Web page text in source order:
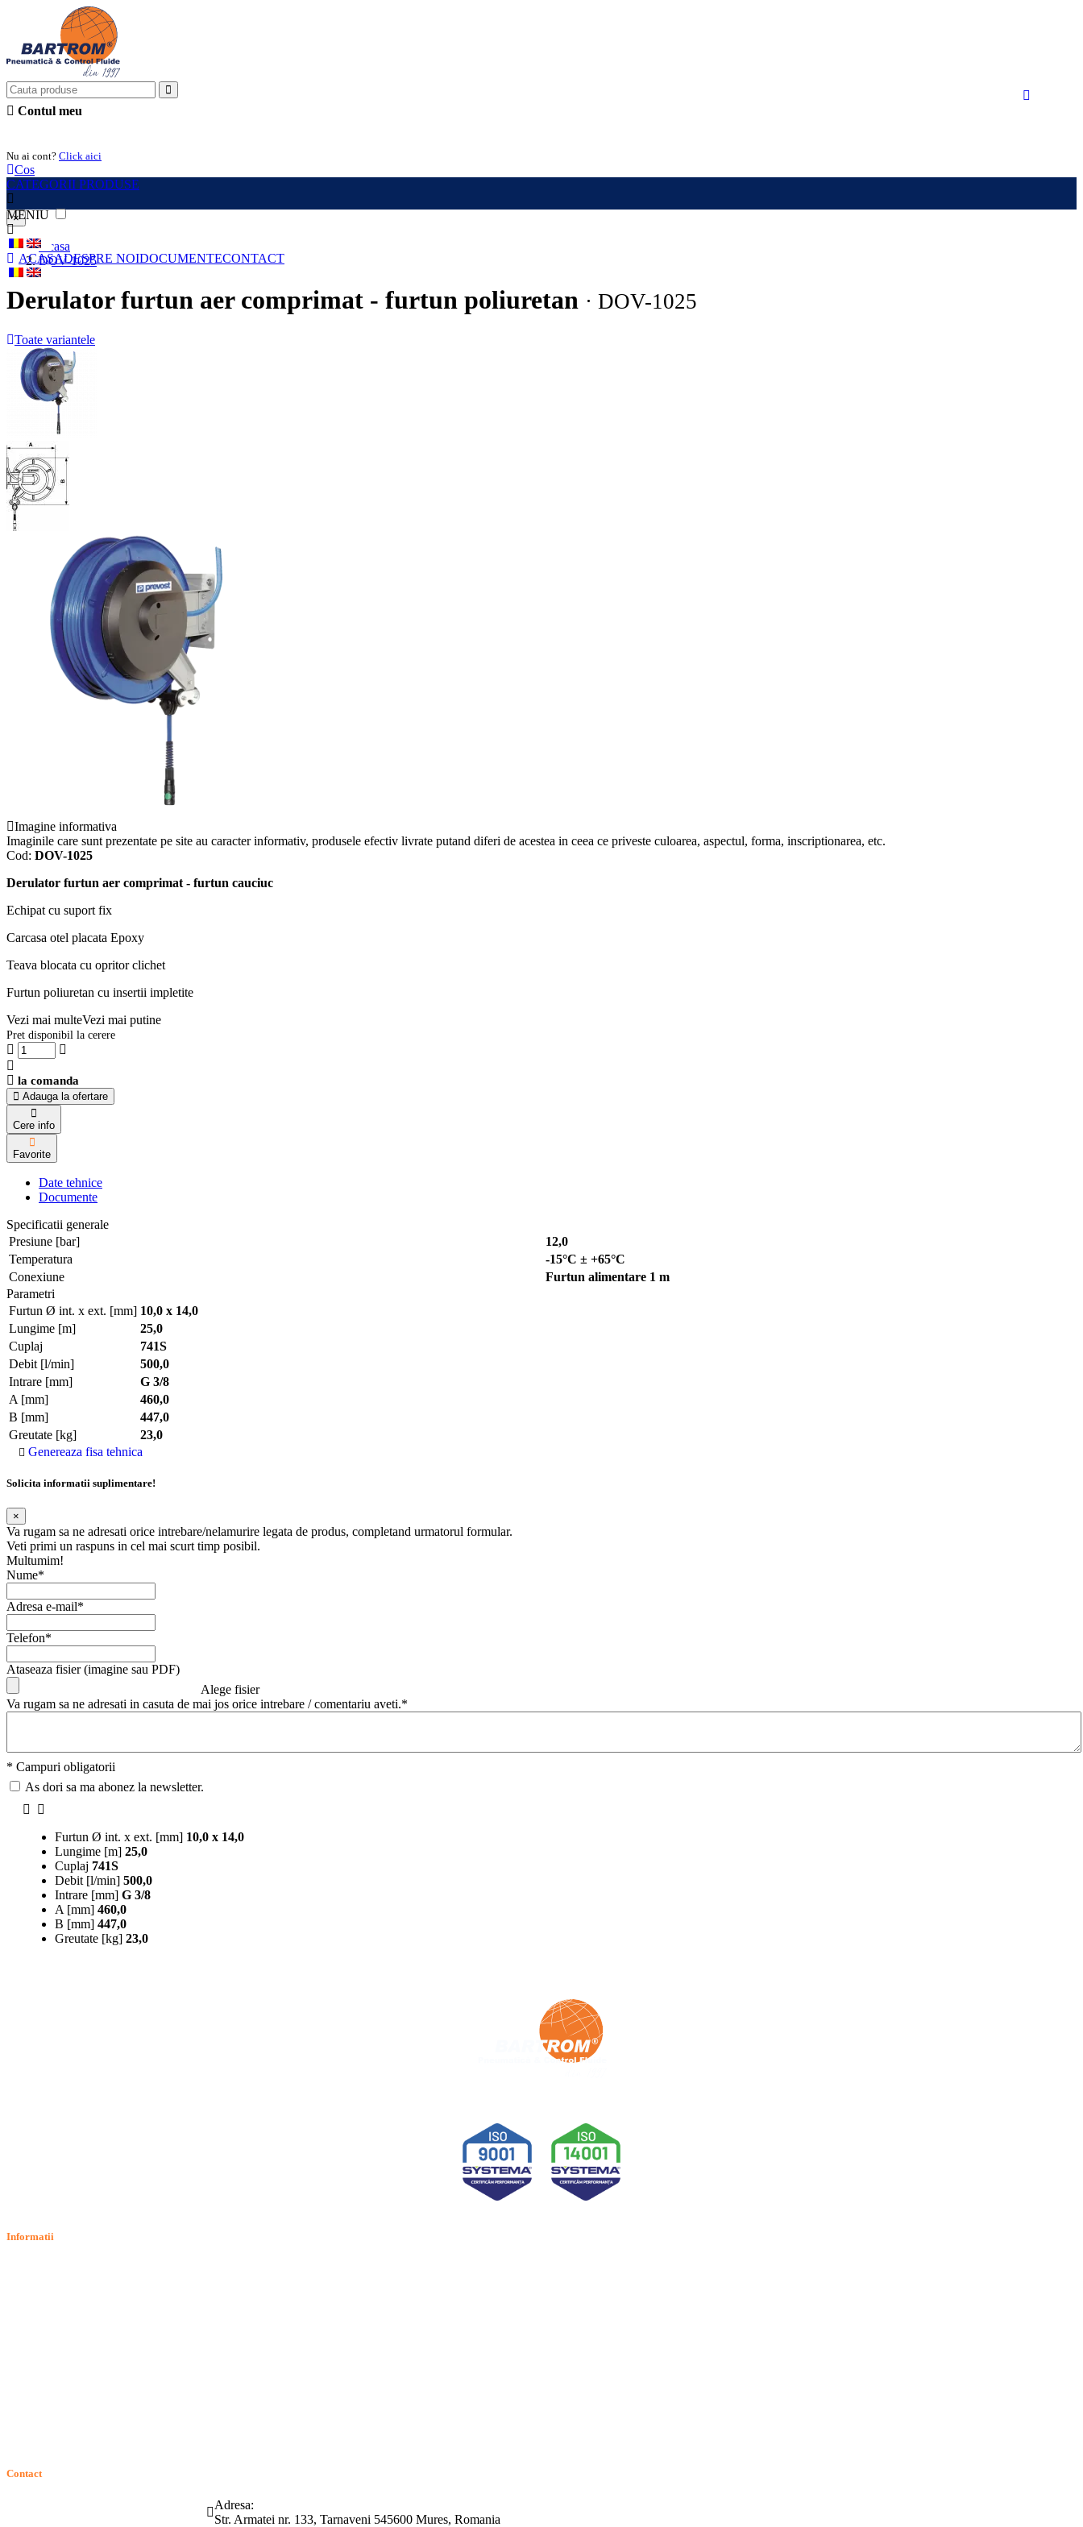
Contul meu
Nu ai cont? Click aici
Cos
CATEGORII PRODUSE
MENIU
ACASADESPRE NOIDOCUMENTECONTACT
×
Acasa
DOV-1025
Derulator furtun aer comprimat - furtun poliuretan · DOV-1025
Toate variantele
Imagine informativa
Imaginile care sunt prezentate pe site au caracter informativ, produsele efectiv livrate putand diferi de acestea in ceea ce priveste culoarea, aspectul, forma, inscriptionarea, etc.
Cod: DOV-1025
Derulator furtun aer comprimat - furtun cauciuc
Echipat cu suport fix
Carcasa otel placata Epoxy
Teava blocata cu opritor clichet
Furtun poliuretan cu insertii impletite
Vezi mai multeVezi mai putine
Pret disponibil la cerere
la comanda
Adauga la ofertare
Cere info
Favorite
Date tehnice
Documente
Specificatii generale
Presiune [bar]
12,0
Temperatura
-15°C ± +65°C
Conexiune
Furtun alimentare 1 m
Parametri
Furtun Ø int. x ext. [mm] 10,0 x 14,0
Lungime [m]
25,0
Cuplaj
741S
Debit [l/min]
500,0
Intrare [mm]
G 3/8
A [mm]
460,0
B [mm]
447,0
Greutate [kg]
23,0
Genereaza fisa tehnica
Solicita informatii suplimentare!
×
Va rugam sa ne adresati orice intrebare/nelamurire legata de produs, completand urmatorul formular.
Veti primi un raspuns in cel mai scurt timp posibil.
Multumim!
Nume*
Adresa e-mail*
Telefon*
Ataseaza fisier (imagine sau PDF)
Alege fisier
Va rugam sa ne adresati in casuta de mai jos orice intrebare / comentariu aveti.*
* Campuri obligatorii
As dori sa ma abonez la newsletter.
Furtun Ø int. x ext. [mm] 10,0 x 14,0
Lungime [m] 25,0
Cuplaj 741S
Debit [l/min] 500,0
Intrare [mm] G 3/8
A [mm] 460,0
B [mm] 447,0
Greutate [kg] 23,0
Informatii
Contact
Adresa:
Str. Armatei nr. 133, Tarnaveni 545600 Mures, Romania